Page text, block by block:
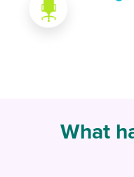
What